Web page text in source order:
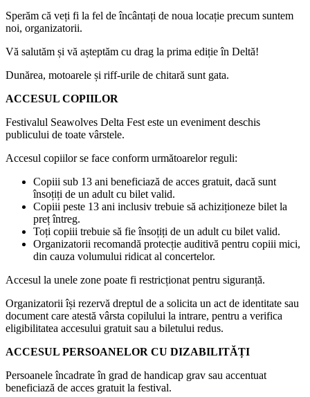
Sperăm că veți fi la fel de încântați de noua locație precum suntem
noi, organizatorii.
Vă salutăm și vă așteptăm cu drag la prima ediție în Deltă!
Dunărea, motoarele și riff-urile de chitară sunt gata.
ACCESUL COPIILOR
Festivalul Seawolves Delta Fest este un eveniment deschis
publicului de toate vârstele.
Accesul copiilor se face conform următoarelor reguli:
Copiii sub 13 ani beneficiază de acces gratuit, dacă sunt
însoțiți de un adult cu bilet valid.
Copiii peste 13 ani inclusiv trebuie să achiziționeze bilet la
preț întreg.
Toți copiii trebuie să fie însoțiți de un adult cu bilet valid.
Organizatorii recomandă protecție auditivă pentru copiii mici,
din cauza volumului ridicat al concertelor.
Accesul la unele zone poate fi restricționat pentru siguranță.
Organizatorii își rezervă dreptul de a solicita un act de identitate sau
document care atestă vârsta copilului la intrare, pentru a verifica
eligibilitatea accesului gratuit sau a biletului redus.
ACCESUL PERSOANELOR CU DIZABILITĂȚI
Persoanele încadrate în grad de handicap grav sau accentuat
beneficiază de acces gratuit la festival.